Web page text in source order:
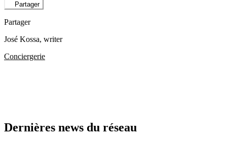
Partager
Partager
José Kossa, writer
Conciergerie
Dernières news du réseau